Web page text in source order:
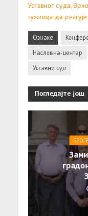
Уставног суда,
тужиоца да
Ознаке
Насловна-центар
Уставни суд
Погледајте још